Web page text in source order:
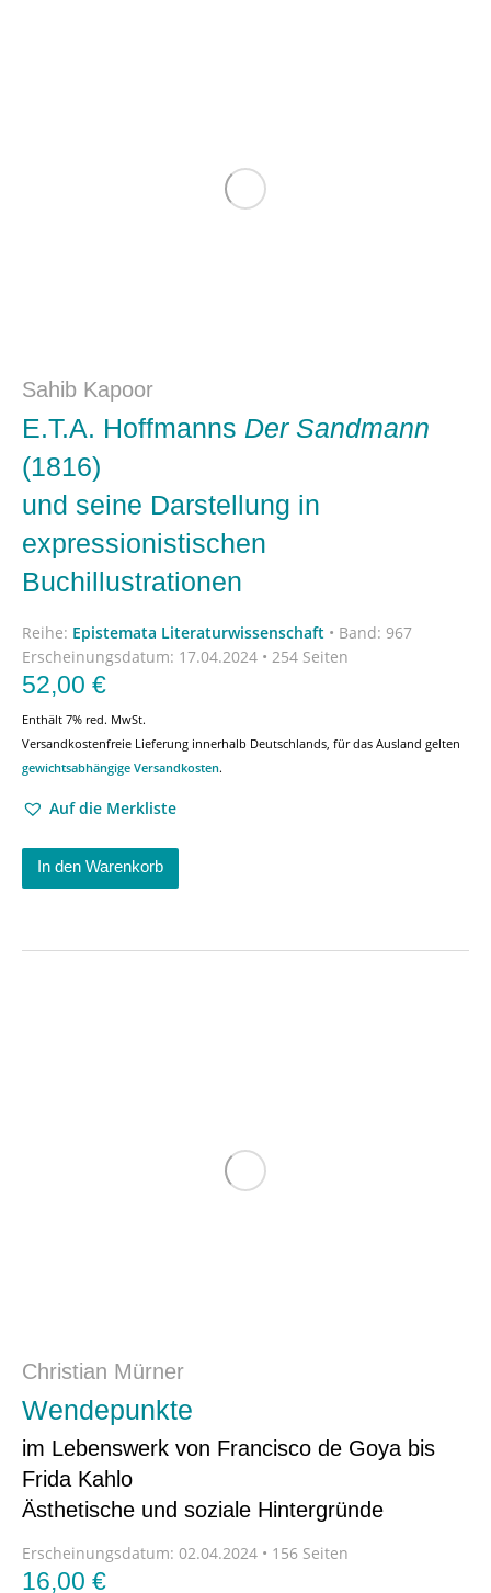
Sahib Kapoor
E.T.A. Hoffmanns Der Sandmann
(1816)
und seine Darstellung in
expressionistischen
Buchillustrationen
Reihe: Epistemata Literaturwissenschaft • Band: 967
Erscheinungsdatum: 17.04.2024 • 254 Seiten
52,00 €
Enthält 7% red. MwSt.
Versandkostenfreie Lieferung innerhalb Deutschlands, für das Ausland gelten
gewichtsabhängige Versandkosten.
Auf die Merkliste
In den Warenkorb
Christian Mürner
Wendepunkte
im Lebenswerk von Francisco de Goya bis
Frida Kahlo
Ästhetische und soziale Hintergründe
Erscheinungsdatum: 02.04.2024 • 156 Seiten
16,00 €